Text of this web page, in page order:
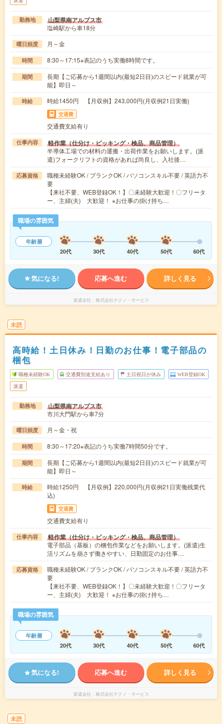
勤務地 山梨県南アルプス市
塩崎駅から車18分
曜日頻度 月～金
時間 8:30～17:15※表記のうち実働8時間です。
期間
長期【ご応募から1週間以内(最短2日目)のスピード就業が可
能】即日～
時給 時給1450円 【月収例】243,000円(月収例21日実働)
交通費
交通費支給有り
仕事内容 軽作業（仕分け・ピッキング・検品、商品管理）
半導体工場での材料の運搬・出荷作業をお願いします。(派
遣)フォークリフトの資格があれば尚良し、入社後…
応募資格
職種未経験OK / ブランクOK / パソコンスキル不要 / 英語力不
要
【来社不要、WEB登録OK！】〇未経験大歓迎！〇フリータ
ー、主婦(夫) 大歓迎！ ※お仕事の掛け持ち…
職場の雰囲気
年齢層
20代
30代 40代 50代 60代
気になる! 応募へ進む 詳しく見る
派遣会社 株式会社テクノ・サービス
未読
高時給！土日休み！日勤のお仕事！電子部品の
梱包
職種未経験OK 交通費別途支給あり 土日祝日が休み WEB登録OK
派遣
勤務地 山梨県南アルプス市
市川大門駅から車7分
曜日頻度 月～金・祝
時間 8:30～17:20※表記のうち実働7時間50分です。
期間
長期【ご応募から1週間以内(最短2日目)のスピード就業が可
能】即日～
時給
時給1250円 【月収例】220,000円(月収例21日実働残業代
込)
交通費
交通費支給有り
仕事内容 軽作業（仕分け・ピッキング・検品、商品管理）
電子部品（基板）の梱包作業などをお願いします。(派遣)生
活リズムを崩さず働きやすい、日勤固定のお仕事…
応募資格
職種未経験OK / ブランクOK / パソコンスキル不要 / 英語力不
要
【来社不要、WEB登録OK！】〇未経験大歓迎！〇フリータ
ー、主婦(夫) 大歓迎！ ※お仕事の掛け持ち…
職場の雰囲気
年齢層
20代
30代 40代 50代 60代
気になる! 応募へ進む 詳しく見る
派遣会社 株式会社テクノ・サービス
未読